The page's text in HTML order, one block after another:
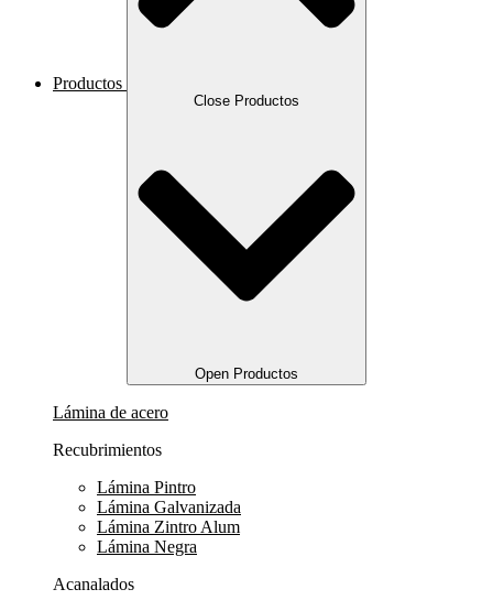
Productos
Close Productos
Open Productos
Lámina de acero
Recubrimientos
Lámina Pintro
Lámina Galvanizada
Lámina Zintro Alum
Lámina Negra
Acanalados